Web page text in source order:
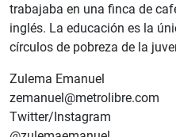
trabajaba en una finca de
inglés. La educación es la
círculos de pobreza de la
Zulema Emanuel
zemanuel@metrolibre.com
Twitter/Instagram